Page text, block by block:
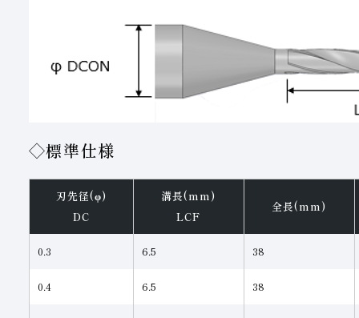
◇標準仕様
刃先径(φ)
DC
溝長(mm)
LCF
全長(mm)
0.3 6.5 38
0.4 6.5 38